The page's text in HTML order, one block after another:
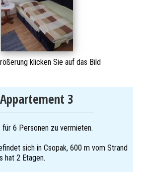
klicken Sie auf das Bild
Appartement 3
für 6 Personen zu vermieten.
sich in Csopak, 600 m vom Strand
hat 2 Etagen.